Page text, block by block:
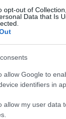
opt-out of
Data that Is
allow Google to
identifiers in
allow my user data
Az